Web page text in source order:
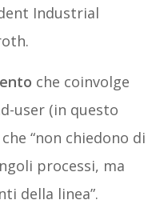
Industrial
che coinvolge
user (in questo
“non chiedono di
processi, ma
della linea”.